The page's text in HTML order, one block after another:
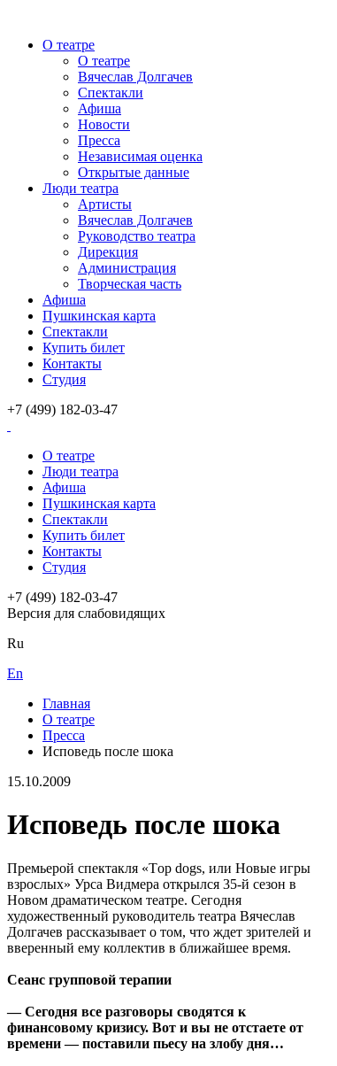
О театре
О театре
Вячеслав Долгачев
Спектакли
Афиша
Новости
Пресса
Независимая оценка
Открытые данные
Люди театра
Артисты
Вячеслав Долгачев
Руководство театра
Дирекция
Администрация
Творческая часть
Афиша
Пушкинская карта
Спектакли
Купить билет
Контакты
Студия
+7 (499) 182-03-47
О театре
Люди театра
Афиша
Пушкинская карта
Спектакли
Купить билет
Контакты
Студия
+7 (499) 182-03-47
Версия для слабовидящих
Ru
En
Главная
О театре
Пресса
Исповедь после шока
15.10.2009
Исповедь после шока
Премьерой спектакля «Тop dogs, или Новые игры
взрослых» Урса Видмера открылся 35-й сезон в
Новом драматическом театре. Сегодня
художественный руководитель театра Вячеслав
Долгачев рассказывает о том, что ждет зрителей и
вверенный ему коллектив в ближайшее время.
Сеанс групповой терапии
— Сегодня все разговоры сводятся к
финансовому кризису. Вот и вы не отстаете от
времени — поставили пьесу на злобу дня…